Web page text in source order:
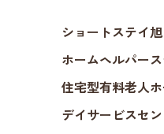
ショートステイ
ホームヘルパー
住宅型有料老人
デイサービスセ